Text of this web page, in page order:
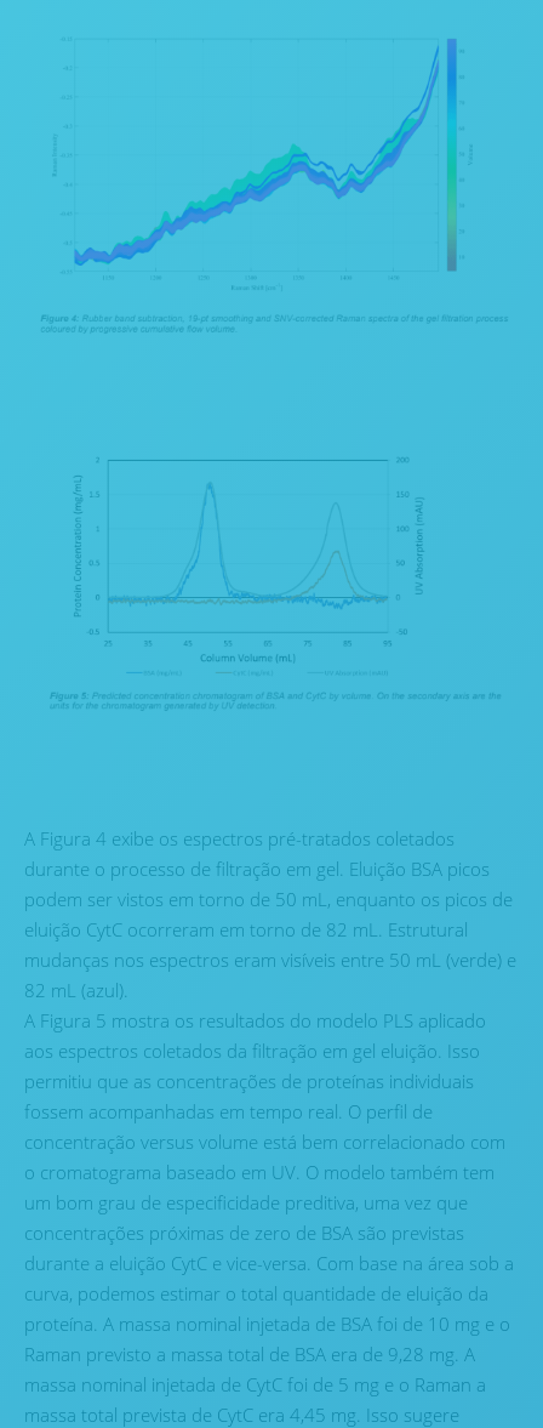
A Figura 4 exibe os espectros pré-tratados coletados
durante o processo de filtração em gel. Eluição BSA picos
podem ser vistos em torno de 50 mL, enquanto os picos de
eluição CytC ocorreram em torno de 82 mL. Estrutural
mudanças nos espectros eram visíveis entre 50 mL (verde) e
82 mL (azul).
A Figura 5 mostra os resultados do modelo PLS aplicado
aos espectros coletados da filtração em gel eluição. Isso
permitiu que as concentrações de proteínas individuais
fossem acompanhadas em tempo real. O perfil de
concentração versus volume está bem correlacionado com
o cromatograma baseado em UV. O modelo também tem
um bom grau de especificidade preditiva, uma vez que
concentrações próximas de zero de BSA são previstas
durante a eluição CytC e vice-versa. Com base na área sob a
curva, podemos estimar o total quantidade de eluição da
proteína. A massa nominal injetada de BSA foi de 10 mg e o
Raman previsto a massa total de BSA era de 9,28 mg. A
massa nominal injetada de CytC foi de 5 mg e o Raman a
massa total prevista de CytC era 4,45 mg. Isso sugere